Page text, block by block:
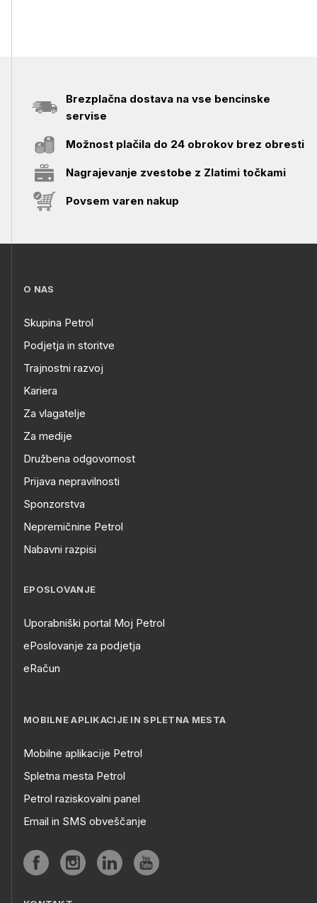
Brezplačna dostava na vse bencinske
servise
Možnost plačila do 24 obrokov brez obresti
Nagrajevanje zvestobe z Zlatimi točkami
Povsem varen nakup
O NAS
Skupina Petrol
Podjetja in storitve
Trajnostni razvoj
Kariera
Za vlagatelje
Za medije
Družbena odgovornost
Prijava nepravilnosti
Sponzorstva
Nepremičnine Petrol
Nabavni razpisi
EPOSLOVANJE
Uporabniški portal Moj Petrol
ePoslovanje za podjetja
eRačun
MOBILNE APLIKACIJE IN SPLETNA MESTA
Mobilne aplikacije Petrol
Spletna mesta Petrol
Petrol raziskovalni panel
Email in SMS obveščanje